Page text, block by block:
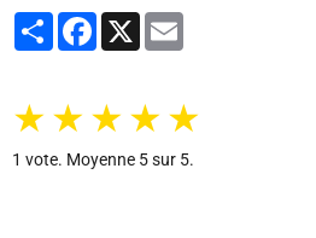
PartagerFacebook
X
★★★★★
1 vote. Moyenne 5sur 5.